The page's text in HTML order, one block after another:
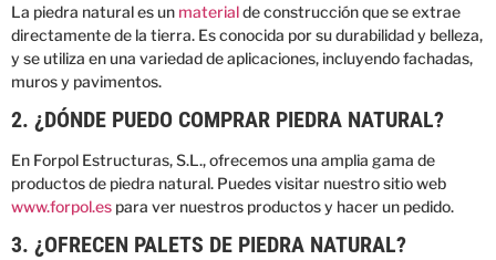
La piedra natural es un materialde construcción que se extrae
directamente de la tierra. Es conocida por su durabilidad y belleza,
y se utiliza en una variedad de aplicaciones, incluyendo fachadas,
muros y pavimentos.
2. ¿DÓNDE PUEDO COMPRAR PIEDRA NATURAL?
En Forpol Estructuras, S.L., ofrecemos una amplia gama de
productos de piedra natural. Puedes visitar nuestro sitio web
www.forpol.es para ver nuestros productos y hacer un pedido.
3. ¿OFRECEN PALETS DE PIEDRA NATURAL?